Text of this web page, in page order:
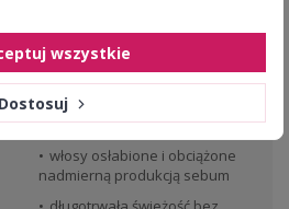
przeciwłojotokowy -
250ml
Dla kogo?
włosy osłabione i obciążone
nadmierną produkcją sebum
Dostosuj
wszystkie